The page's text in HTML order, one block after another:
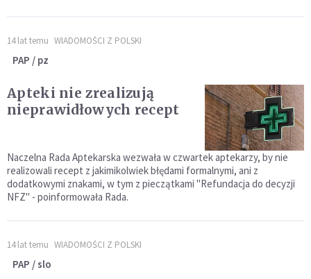
14 lat temu WIADOMOŚCI Z POLSKI
PAP / pz
Apteki nie zrealizują
nieprawidłowych recept
Naczelna Rada Aptekarska wezwała w czwartek aptekarzy, by nie
realizowali recept z jakimikolwiek błędami formalnymi, ani z
dodatkowymi znakami, w tym z pieczątkami "Refundacja do decyzji
NFZ" - poinformowała Rada.
14 lat temu WIADOMOŚCI Z POLSKI
PAP / slo